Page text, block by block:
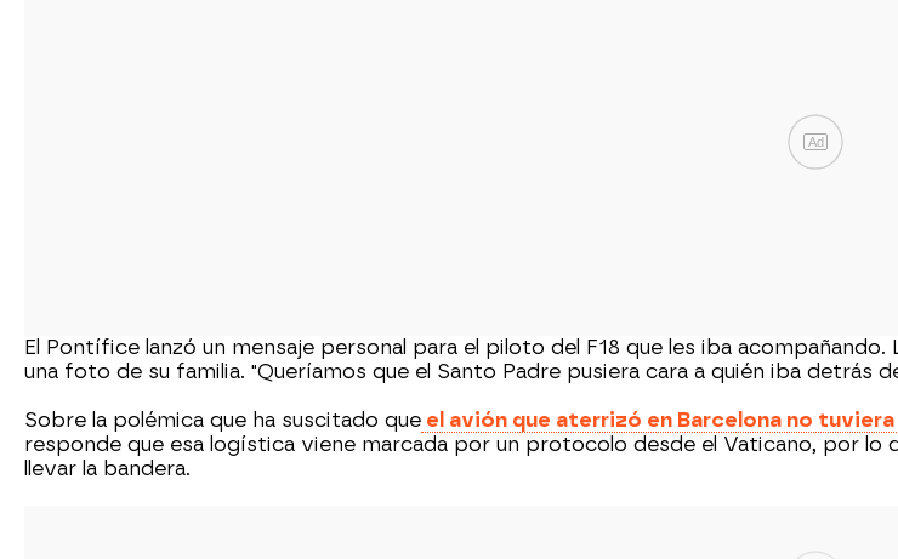
Ad
El Pontífice lanzó un mensaje personal para el piloto del F18 que les iba
una foto de su familia. "Queríamos que el Santo Padre pusiera cara a quién iba detrás
Sobre la polémica que ha suscitado que el avión que aterrizó en Barcelona no tuviera
responde que esa logística viene marcada por un protocolo desde el Vaticano, por
llevar la bandera.